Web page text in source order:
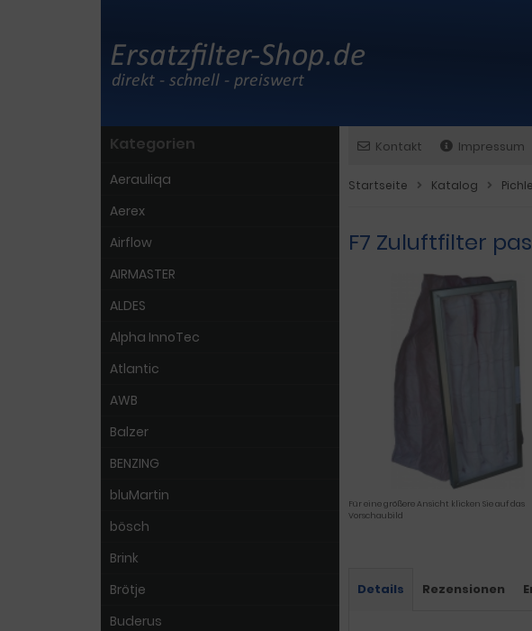
Kontakt Impressum
Startseite Katalog
F7 Zuluftfilter
Für eine größere Ansicht klicken Sie auf das
Vorschaubild
Details Rezensionen
Kategorien
Aerauliqa
Aerex
Airflow
AIRMASTER
ALDES
Alpha InnoTec
Atlantic
AWB
Balzer
BENZING
bluMartin
bösch
Brink
Brötje
Buderus